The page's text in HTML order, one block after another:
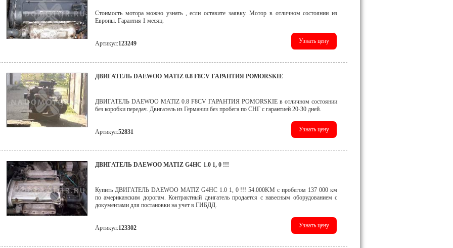
Стоимость мотора можно узнать , если оставите заявку. Мотор в отличном состоянии из
Европы. Гарантия 1 месяц.
Артикул:123249
ДВИГАТЕЛЬ DAEWOO MATIZ 0.8 F8CV ГАРАНТИЯ POMORSKIE
ДВИГАТЕЛЬ DAEWOO MATIZ 0.8 F8CV ГАРАНТИЯ POMORSKIE в отличном состоянии
без коробки передач. Двигатель из Германии без пробега по СНГ с гарантией 20-30 дней.
Артикул:52831
ДВИГАТЕЛЬ DAEWOO MATIZ G4HC 1.0 1, 0 !!!
Купить ДВИГАТЕЛЬ DAEWOO MATIZ G4HC 1.0 1, 0 !!! 54.000KM с пробегом 137 000 км
по американским дорогам. Контрактный двигатель продается с навесным оборудованием с
документами для постановки на учет в ГИБДД.
Артикул:123302